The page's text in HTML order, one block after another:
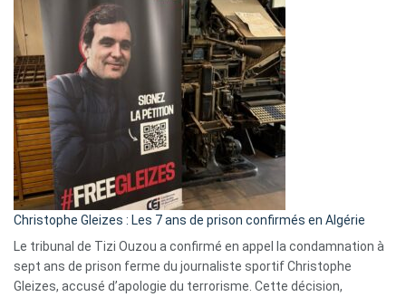
Pays-
Bas,
Espagne,
Irlande
et
Slovénie
rejettent
la
présence
d’Israël
Christophe Gleizes : Les 7 ans de prison confirmés en Algérie
Le tribunal de Tizi Ouzou a confirmé en appel la condamnation à
sept ans de prison ferme du journaliste sportif Christophe
Gleizes, accusé d’apologie du terrorisme. Cette décision,